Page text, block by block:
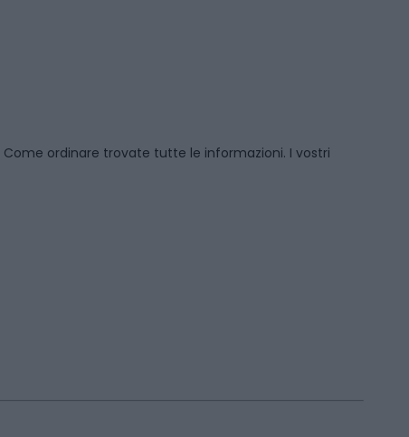
Come ordinare trovate tutte le informazioni. I vostri